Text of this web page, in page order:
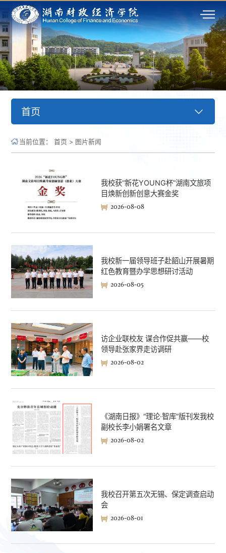
首页
当前位置：首页 > 图片新闻
我校获“新花YOUNG杯”湖南文旅项
目焕新创新创意大赛金奖
2026-08-08
我校新一届领导班子赴韶山开展暑期
红色教育暨办学思想研讨活动
2026-08-05
访企业联校友 谋合作促共赢——校
领导赴张家界走访调研
2026-08-02
《湖南日报》“理论·智库”版刊发我校
副校长李小娟署名文章
2026-08-02
我校召开第五次无锡、保定调查启动
会
2026-08-01